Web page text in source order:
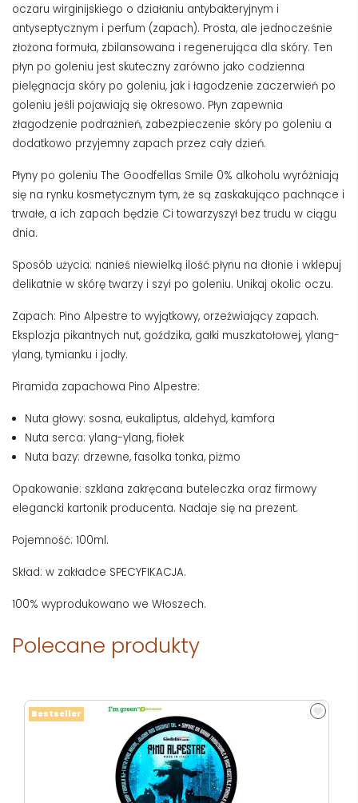
oczaru wirginijskiego o działaniu antybakteryjnym i
antyseptycznym i perfum (zapach). Prosta, ale jednocześnie
złożona formuła, zbilansowana i regenerująca dla skóry. Ten
płyn po goleniu jest skuteczny zarówno jako codzienna
pielęgnacja skóry po goleniu, jak i łagodzenie zaczerwień po
goleniu jeśli pojawiają się okresowo. Płyn zapewnia
złagodzenie podrażnień, zabezpieczenie skóry po goleniu a
dodatkowo przyjemny zapach przez cały dzień.
Płyny po goleniu The Goodfellas Smile 0% alkoholu wyróżniają
się na rynku kosmetycznym tym, że są zaskakująco pachnące i
trwałe, a ich zapach będzie Ci towarzyszył bez trudu w ciągu
dnia.
Sposób użycia: nanieś niewielką ilość płynu na dłonie i wklepuj
delikatnie w skórę twarzy i szyi po goleniu. Unikaj okolic oczu.
Zapach: Pino Alpestre to wyjątkowy, orzeźwiający zapach.
Eksplozja pikantnych nut, goździka, gałki muszkatołowej, ylang-
ylang, tymianku i jodły.
Piramida zapachowa Pino Alpestre:
Nuta głowy: sosna, eukaliptus, aldehyd, kamfora
Nuta serca: ylang-ylang, fiołek
Nuta bazy: drzewne, fasolka tonka, piżmo
Opakowanie: szklana zakręcana buteleczka oraz firmowy
elegancki kartonik producenta. Nadaje się na prezent.
Pojemność: 100ml.
Skład: w zakładce SPECYFIKACJA.
100% wyprodukowano we Włoszech.
Polecane produkty
Bestseller